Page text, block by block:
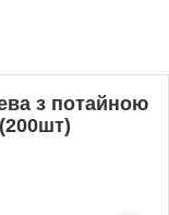
з потайною